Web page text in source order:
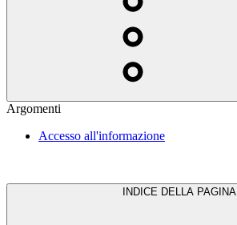
Argomenti
Accesso all'informazione
INDICE DELLA PAGINA